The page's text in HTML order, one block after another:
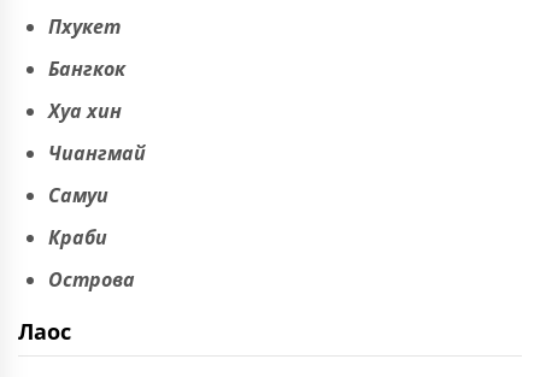
Пхукет
Бангкок
Хуа хин
Чиангмай
Самуи
Краби
Острова
Лаос